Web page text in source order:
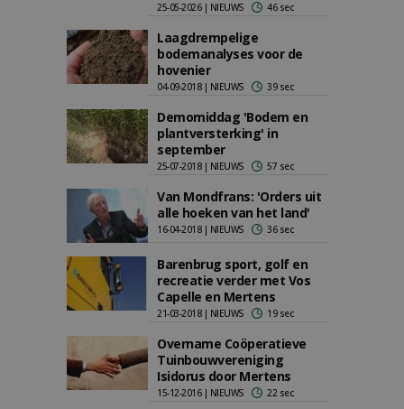
25-05-2026 | NIEUWS 46 sec
Laagdrempelige
bodemanalyses voor de
hovenier
04-09-2018 | NIEUWS 39 sec
Demomiddag 'Bodem en
plantversterking' in
september
25-07-2018 | NIEUWS 57 sec
Van Mondfrans: 'Orders uit
alle hoeken van het land'
16-04-2018 | NIEUWS 36 sec
Barenbrug sport, golf en
recreatie verder met Vos
Capelle en Mertens
21-03-2018 | NIEUWS 19 sec
Overname Coöperatieve
Tuinbouwvereniging
Isidorus door Mertens
15-12-2016 | NIEUWS 22 sec